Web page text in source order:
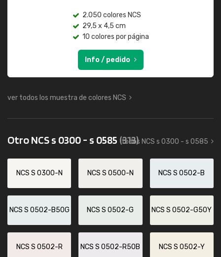
2.050 colores NCS
29,5 x 4,5 cm
10 colores por página
Info / pedido
ver todos los muestra de colores NCS
Otro NCS s 0300 - s 0585 (313)
todos NCS s 0300 - s 0585
NCS S 0300-N NCS S 0500-N NCS S 0502-B
NCS S 0502-B50G NCS S 0502-G NCS S 0502-G50Y
NCS S 0502-R NCS S 0502-R50B NCS S 0502-Y